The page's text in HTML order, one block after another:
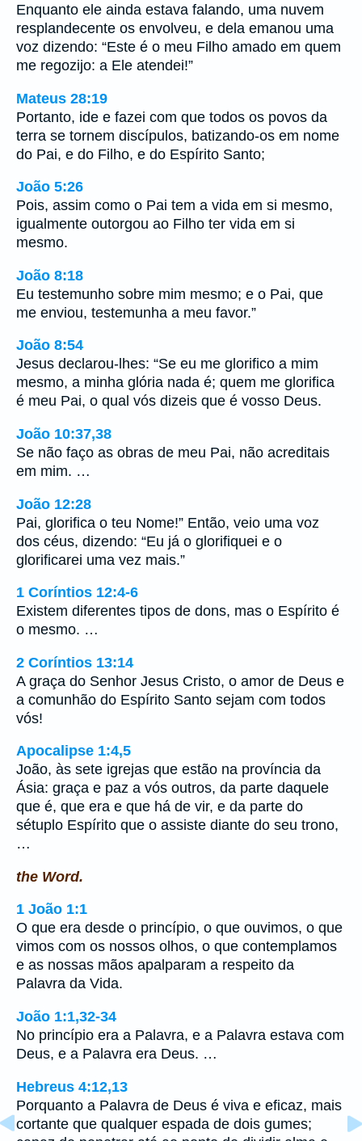
Enquanto ele ainda estava falando, uma nuvem
resplandecente os envolveu, e dela emanou uma
voz dizendo: “Este é o meu Filho amado em quem
me regozijo: a Ele atendei!”
Mateus 28:19
Portanto, ide e fazei com que todos os povos da
terra se tornem discípulos, batizando-os em nome
do Pai, e do Filho, e do Espírito Santo;
João 5:26
Pois, assim como o Pai tem a vida em si mesmo,
igualmente outorgou ao Filho ter vida em si
mesmo.
João 8:18
Eu testemunho sobre mim mesmo; e o Pai, que
me enviou, testemunha a meu favor.”
João 8:54
Jesus declarou-lhes: “Se eu me glorifico a mim
mesmo, a minha glória nada é; quem me glorifica
é meu Pai, o qual vós dizeis que é vosso Deus.
João 10:37,38
Se não faço as obras de meu Pai, não acreditais
em mim. …
João 12:28
Pai, glorifica o teu Nome!” Então, veio uma voz
dos céus, dizendo: “Eu já o glorifiquei e o
glorificarei uma vez mais.”
1 Coríntios 12:4-6
Existem diferentes tipos de dons, mas o Espírito é
o mesmo. …
2 Coríntios 13:14
A graça do Senhor Jesus Cristo, o amor de Deus e
a comunhão do Espírito Santo sejam com todos
vós!
Apocalipse 1:4,5
João, às sete igrejas que estão na província da
Ásia: graça e paz a vós outros, da parte daquele
que é, que era e que há de vir, e da parte do
sétuplo Espírito que o assiste diante do seu trono,
…
the Word.
1 João 1:1
O que era desde o princípio, o que ouvimos, o que
vimos com os nossos olhos, o que contemplamos
e as nossas mãos apalparam a respeito da
Palavra da Vida.
João 1:1,32-34
No princípio era a Palavra, e a Palavra estava com
Deus, e a Palavra era Deus. …
Hebreus 4:12,13
Porquanto a Palavra de Deus é viva e eficaz, mais
cortante que qualquer espada de dois gumes;